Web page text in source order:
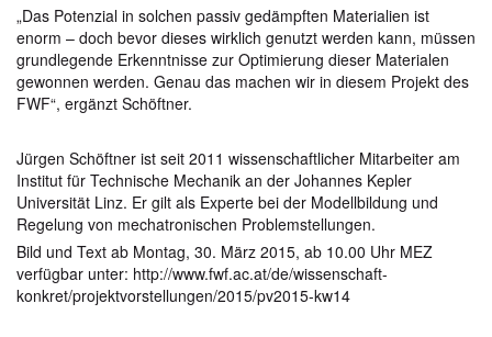
„Das Potenzial in solchen passiv gedämpften Materialien ist
enorm – doch bevor dieses wirklich genutzt werden kann, müssen
grundlegende Erkenntnisse zur Optimierung dieser Materialen
gewonnen werden. Genau das machen wir in diesem Projekt des
FWF“, ergänzt Schöftner.
Jürgen Schöftner ist seit 2011 wissenschaftlicher Mitarbeiter am
Institut für Technische Mechanik an der Johannes Kepler
Universität Linz. Er gilt als Experte bei der Modellbildung und
Regelung von mechatronischen Problemstellungen.
Bild und Text ab Montag, 30. März 2015, ab 10.00 Uhr MEZ
verfügbar unter: http://www.fwf.ac.at/de/wissenschaft-
konkret/projektvorstellungen/2015/pv2015-kw14